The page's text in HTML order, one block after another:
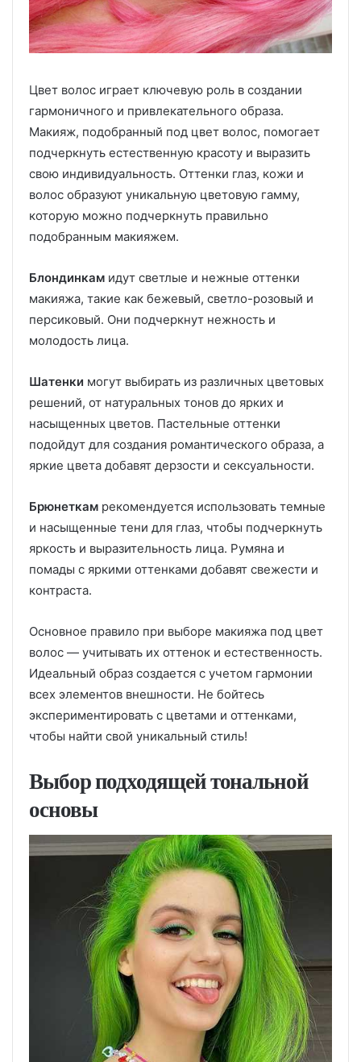
Цвет волос играет ключевую роль в создании
гармоничного и привлекательного образа.
Макияж, подобранный под цвет волос, помогает
подчеркнуть естественную красоту и выразить
свою индивидуальность. Оттенки глаз, кожи и
волос образуют уникальную цветовую гамму,
которую можно подчеркнуть правильно
подобранным макияжем.
Блондинкам идут светлые и нежные оттенки
макияжа, такие как бежевый, светло-розовый и
персиковый. Они подчеркнут нежность и
молодость лица.
Шатенки могут выбирать из различных цветовых
решений, от натуральных тонов до ярких и
насыщенных цветов. Пастельные оттенки
подойдут для создания романтического образа, а
яркие цвета добавят дерзости и сексуальности.
Брюнеткам рекомендуется использовать темные
и насыщенные тени для глаз, чтобы подчеркнуть
яркость и выразительность лица. Румяна и
помады с яркими оттенками добавят свежести и
контраста.
Основное правило при выборе макияжа под цвет
волос — учитывать их оттенок и естественность.
Идеальный образ создается с учетом гармонии
всех элементов внешности. Не бойтесь
экспериментировать с цветами и оттенками,
чтобы найти свой уникальный стиль!
Выбор подходящей тональной
основы